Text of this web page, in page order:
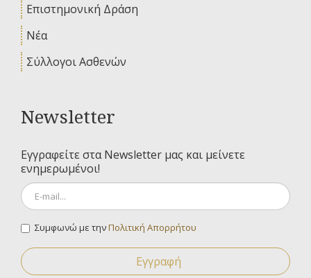
Επιστημονική Δράση
Νέα
Σύλλογοι Ασθενών
Newsletter
Εγγραφείτε στα Newsletter μας και μείνετε
ενημερωμένοι!
Συμφωνώ με τηνΠολιτική Απορρήτου
Εγγραφή